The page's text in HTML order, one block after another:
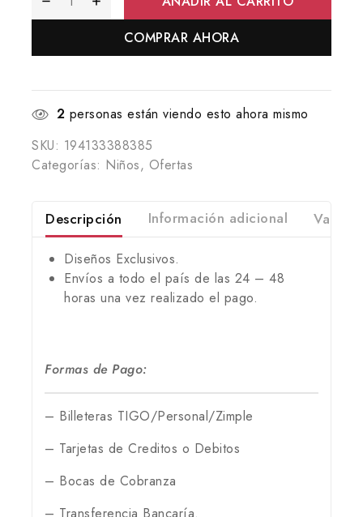
COMPRAR AHORA
2 personas están viendo esto ahora mismo
SKU: 194133388385
Categorías: Niños, Ofertas
Descripción Información adicional
Diseños Exclusivos.
Envíos a todo el país de las 24 – 48
horas una vez realizado el pago.
Formas de Pago:
– Billeteras TIGO/Personal/Zimple
– Tarjetas de Creditos o Debitos
– Bocas de Cobranza